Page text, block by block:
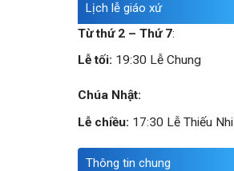
Lịch lễ giáo xứ
Từ thứ 2 – Thứ 7:
Lễ tối: 19:30 Lễ Chung
Chúa Nhật:
Lễ chiều: 17:30 Lễ Thiếu Nhi
Thông tin chung